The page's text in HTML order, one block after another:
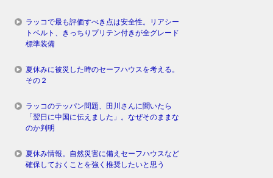
ラッコで最も評価すべき点は安全性。リアシー
トベルト、きっちりプリテン付きが全グレード
標準装備
夏休みに被災した時のセーフハウスを考える。
その２
ラッコのテッパン問題、田川さんに聞いたら
「翌日に中国に伝えました」。なぜそのままな
のか判明
夏休み情報。自然災害に備えセーフハウスなど
確保しておくことを強く推奨したいと思う